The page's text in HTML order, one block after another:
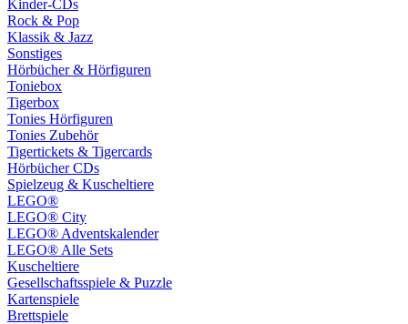
Kinder-CDs
Rock & Pop
Klassik & Jazz
Sonstiges
Hörbücher & Hörfiguren
Toniebox
Tigerbox
Tonies Hörfiguren
Tonies Zubehör
Tigertickets & Tigercards
Hörbücher CDs
Spielzeug & Kuscheltiere
LEGO®
LEGO® City
LEGO® Adventskalender
LEGO® Alle Sets
Kuscheltiere
Gesellschaftsspiele & Puzzle
Kartenspiele
Brettspiele